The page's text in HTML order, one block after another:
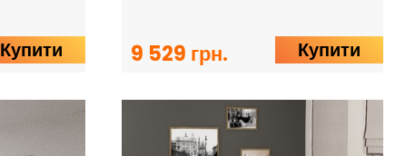
Купити 9 529 грн. Купити